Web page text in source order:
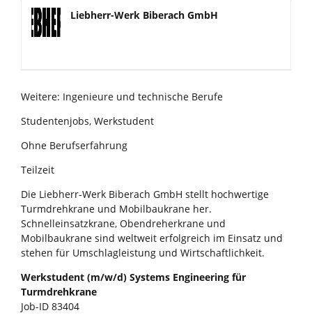
Liebherr-Werk Biberach GmbH
Weitere: Ingenieure und technische Berufe
Studentenjobs, Werkstudent
Ohne Berufserfahrung
Teilzeit
Die Liebherr-Werk Biberach GmbH stellt hochwertige
Turmdrehkrane und Mobilbaukrane her.
Schnelleinsatzkrane, Obendreherkrane und
Mobilbaukrane sind weltweit erfolgreich im Einsatz und
stehen für Umschlagleistung und Wirtschaftlichkeit.
Werkstudent (m/w/d) Systems Engineering für
Turmdrehkrane
Job-ID 83404